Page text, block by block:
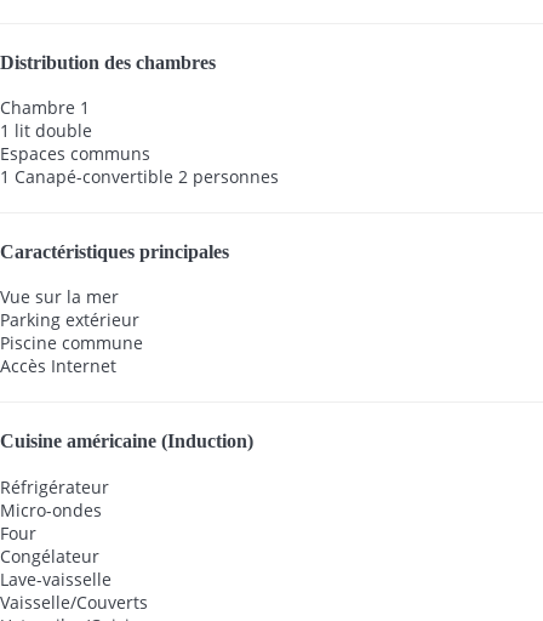
Distribution des chambres
Chambre 1
1 lit double
Espaces communs
1 Canapé-convertible 2 personnes
Caractéristiques principales
Vue sur la mer
Parking extérieur
Piscine commune
Accès Internet
Cuisine américaine (Induction)
Réfrigérateur
Micro-ondes
Four
Congélateur
Lave-vaisselle
Vaisselle/Couverts